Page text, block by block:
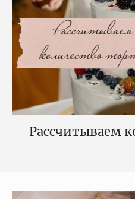
Рассчитываем